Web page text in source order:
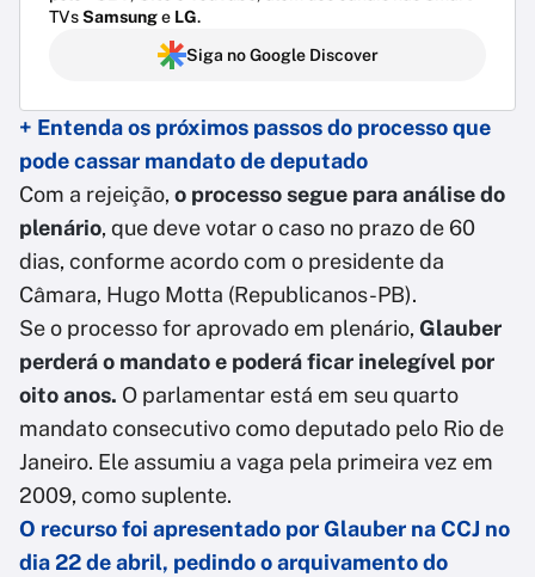
TVsSamsunge LG.
Siga no Google Discover
+ Entenda os próximos passos do processo que
pode cassar mandato de deputado
Com a rejeição, o processo segue para análise do
plenário, que deve votar o caso no prazo de 60
dias, conforme acordo com o presidente da
Câmara, Hugo Motta (Republicanos-PB).
Se o processo for aprovado em plenário, Glauber
perderá o mandato e poderá ficar inelegível por
oito anos. O parlamentar está em seu quarto
mandato consecutivo como deputado pelo Rio de
Janeiro. Ele assumiu a vaga pela primeira vez em
2009, como suplente.
O recurso foi apresentado por Glauber na CCJ no
dia 22 de abril, pedindo o arquivamento do